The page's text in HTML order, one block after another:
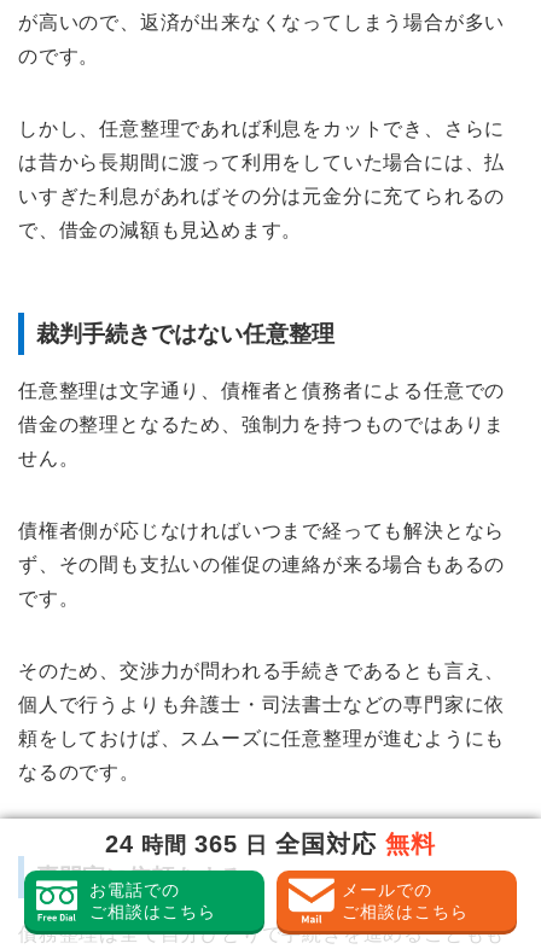
が高いので、返済が出来なくなってしまう場合が多い
のです。
しかし、任意整理であれば利息をカットでき、さらに
は昔から長期間に渡って利用をしていた場合には、払
いすぎた利息があればその分は元金分に充てられるの
で、借金の減額も見込めます。
裁判手続きではない任意整理
任意整理は文字通り、債権者と債務者による任意での
借金の整理となるため、強制力を持つものではありま
せん。
債権者側が応じなければいつまで経っても解決となら
ず、その間も支払いの催促の連絡が来る場合もあるの
です。
そのため、交渉力が問われる手続きであるとも言え、
個人で行うよりも弁護士・司法書士などの専門家に依
頼をしておけば、スムーズに任意整理が進むようにも
なるのです。
専門家に依頼をする
債務整理は全て自分ひとりで手続きを進めることもも
24 時間 365 日 全国対応 無料
お電話での
ご相談はこちら
メールでの
ご相談はこちら